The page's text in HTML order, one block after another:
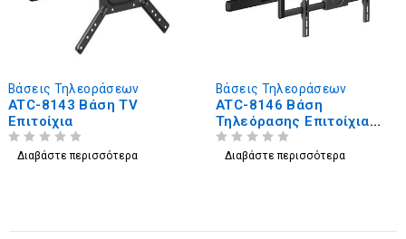
Βάσεις Τηλεοράσεων
ATC-8143 Βάση TV
Επιτοίχια
Διαβάστε περισσότερα
Βάσεις Τηλεοράσεων
ATC-8146 Βάση
Τηλεόρασης Επιτοίχια
Full-Motion με Βραχίονα
Διαβάστε περισσότερα